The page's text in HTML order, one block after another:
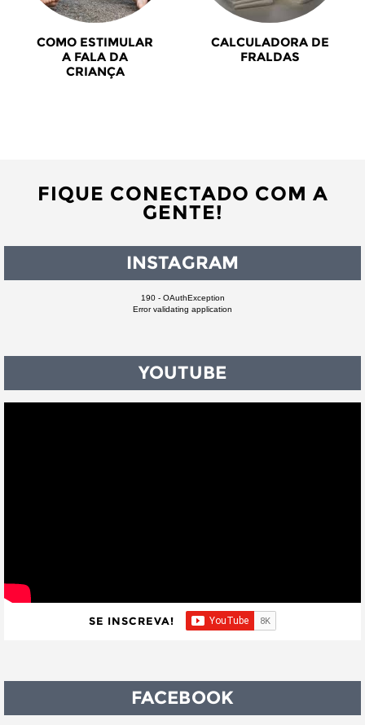
COMO ESTIMULAR
A FALA DA
CRIANÇA
CALCULADORA DE
FRALDAS
FIQUE CONECTADO COM A
GENTE!
INSTAGRAM
190 - OAuthException
Error validating application
YOUTUBE
SE INSCREVA!
FACEBOOK